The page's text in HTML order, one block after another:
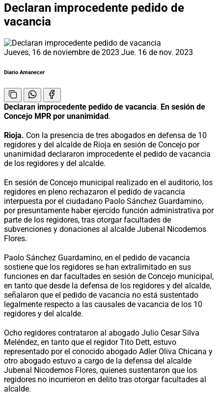
Declaran improcedente pedido de
vacancia
Jueves, 16 de noviembre de 2023 Jue. 16 de nov. 2023
Diario Amanecer
Declaran improcedente pedido de vacancia. En sesión de
Concejo MPR por unanimidad.
Rioja. Con la presencia de tres abogados en defensa de 10
regidores y del alcalde de Rioja en sesión de Concejo por
unanimidad declararon improcedente el pedido de vacancia
de los regidores y del alcalde.
En sesión de Concejo municipal realizado en el auditorio, los
regidores en pleno rechazaron el pedido de vacancia
interpuesta por el ciudadano Paolo Sánchez Guardamino,
por presuntamente haber ejercido función administrativa por
parte de los regidores, tras otorgar facultades de
subvenciones y donaciones al alcalde Jubenal Nicodemos
Flores.
Paolo Sánchez Guardamino, en el pedido de vacancia
sostiene que los regidores se han extralimitado en sus
funciones en dar facultades en sesión de Concejo municipal,
en tanto que desde la defensa de los regidores y del alcalde,
señalaron que el pedido de vacancia no está sustentado
legalmente respecto a las causales de vacancia de los 10
regidores y del alcalde.
Ocho regidores contrataron al abogado Julio Cesar Silva
Meléndez, en tanto que el regidor Tito Dett, estuvo
representado por el conocido abogado Adler Oliva Chicana y
otro abogado estuvo a cargo de la defensa del alcalde
Jubenal Nicodemos Flores, quienes sustentaron que los
regidores no incurrieron en delito tras otorgar facultades al
alcalde.